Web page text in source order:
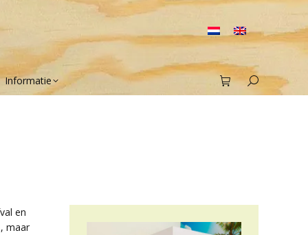
Informatie Search:
en
maar